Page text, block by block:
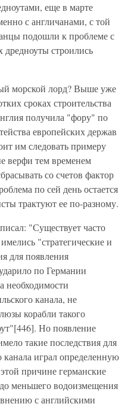
еще в марте
с англичанами, с той
подошли к проблеме с
строились
морской лорд? Выше уже
сроках строительства
получила "фору" по
европейских держав
им следовать примеру
верфи тем временем
со счетов фактор
по сей день остается
трактуют ее по-разному.
"Существует часто
"стратегические и
для появления
по Германии
необходимости
канала, не
корабли такого
Но появление
такие последствия для
играл определенную
причине германские
меньшего водоизмещения
с английскими